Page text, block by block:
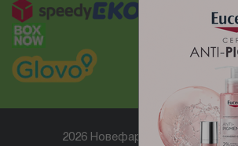
2026 Новефарм ® Всички права